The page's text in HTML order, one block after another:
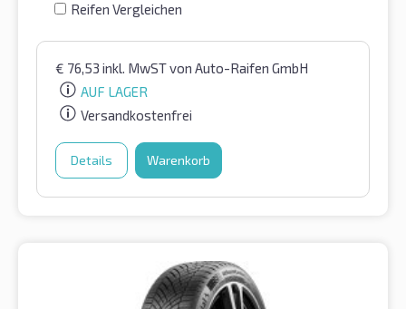
Reifen Vergleichen
€ 76,53 inkl. MwSTvon Auto-Raifen GmbH
AUF LAGER
Versandkostenfrei
Details Warenkorb